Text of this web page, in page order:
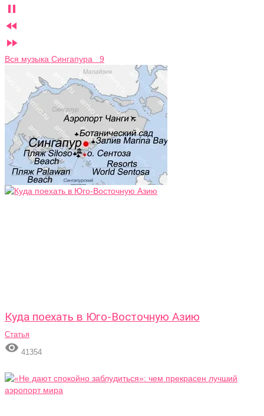



Вся музыка Сингапура 9
Куда поехать в Юго-Восточную Азию
Статья
 41354